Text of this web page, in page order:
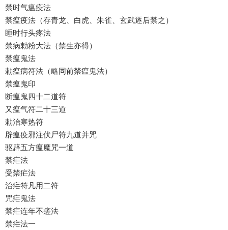
禁时气瘟疫法
禁瘟疫法（存青龙、白虎、朱雀、玄武逐后禁之）
睡时行头疼法
禁病勅粉大法（禁生亦得）
禁瘟鬼法
勅瘟病符法（略同前禁瘟鬼法）
禁瘟鬼印
断瘟鬼四十二道符
又瘟气符二十三道
勅治寒热符
辟瘟疫邪注伏尸符九道并咒
驱辟五方瘟魔咒一道
禁疟法
受禁疟法
治疟符凡用二符
咒疟鬼法
禁疟连年不瘥法
禁疟法一